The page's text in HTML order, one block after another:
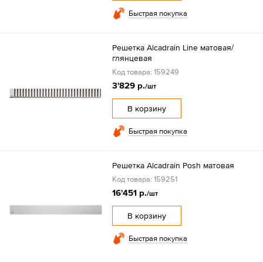
Быстрая покупка
Решетка Alcadrain Line матовая/
глянцевая
Код товара: 159249
3'829 р./шт
В корзину
Быстрая покупка
Решетка Alcadrain Posh матовая
Код товара: 159251
16'451 р./шт
В корзину
Быстрая покупка